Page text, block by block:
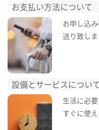
お支払い方法について
お申し込
送り致しま
設備とサービスについて
生活に必
すぐに使